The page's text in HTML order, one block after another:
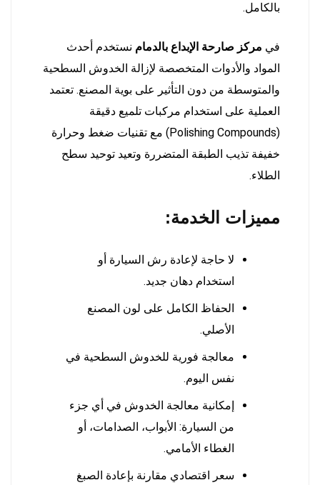
بالكامل.
في مركز صارحة الإبداع بالدمام نستخدم أحدث
المواد والأدوات المتخصصة لإزالة الخدوش السطحية
والمتوسطة من دون التأثير على بوية المصنع. تعتمد
العملية على استخدام مركبات تلميع دقيقة
(Polishing Compounds) مع تقنيات ضغط وحرارة
خفيفة تذيب الطبقة المتضررة وتعيد توحيد سطح
الطلاء.
مميزات الخدمة:
لا حاجة لإعادة رش السيارة أو
استخدام دهان جديد.
الحفاظ الكامل على لون المصنع
الأصلي.
معالجة فورية للخدوش السطحية في
نفس اليوم.
إمكانية معالجة الخدوش في أي جزء
من السيارة: الأبواب، الصدامات، أو
الغطاء الأمامي.
سعر اقتصادي مقارنة بإعادة الصبغ